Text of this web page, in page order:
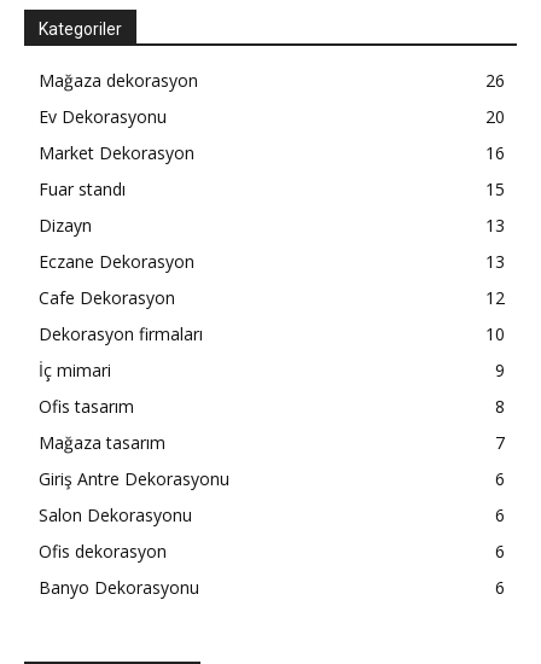
Kategoriler
Mağaza dekorasyon
26
Ev Dekorasyonu
20
Market Dekorasyon
16
Fuar standı
15
Dizayn
13
Eczane Dekorasyon
13
Cafe Dekorasyon
12
Dekorasyon firmaları
10
İç mimari
9
Ofis tasarım
8
Mağaza tasarım
7
Giriş Antre Dekorasyonu
6
Salon Dekorasyonu
6
Ofis dekorasyon
6
Banyo Dekorasyonu
6